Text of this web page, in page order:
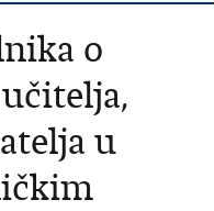
o
u